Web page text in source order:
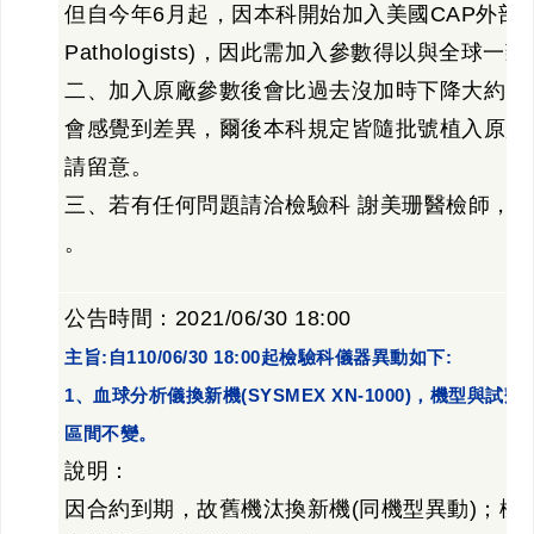
但自今年6月起，因本科開始加入美國CAP外部
Pathologists)，因此需加入參數得以與全球一致
二、加入原廠參數後會比過去沒加時下降大約
會感覺到差異，爾後本科規定皆隨批號植入原
請留意。
三、若有任何問題請洽檢驗科 謝美珊醫檢師，
。
公告時間：2021/06/30 18:00
主旨:自110/06/30 18:00起檢驗科儀器異動如下:
1、血球分析儀換新機(SYSMEX XN-1000)，機型與試劑
區間不變。
說明：
因合約到期，故舊機汰換新機(同機型異動)；